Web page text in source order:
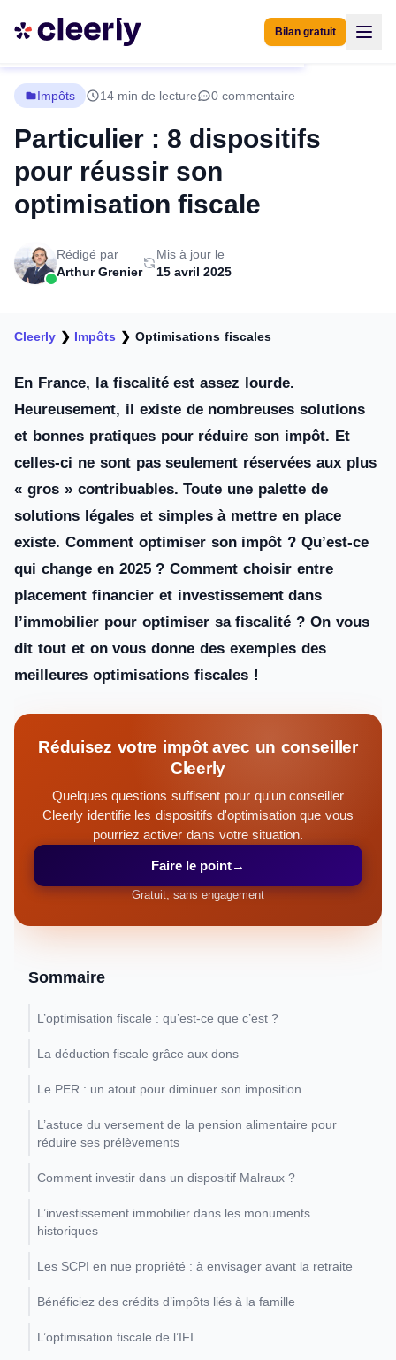
Bilan gratuit
Impôts 14 min de lecture 0 commentaire
Particulier : 8 dispositifs
pour réussir son
optimisation fiscale
Rédigé par
Arthur Grenier
Mis à jour le
15 avril 2025
Cleerly ❯ Impôts ❯ Optimisations fiscales
En France, la fiscalité est assez lourde.
Heureusement, il existe de nombreuses solutions
et bonnes pratiques pour réduire son impôt. Et
celles-ci ne sont pas seulement réservées aux plus
« gros » contribuables. Toute une palette de
solutions légales et simples à mettre en place
existe. Comment optimiser son impôt ? Qu’est-ce
qui change en 2025 ? Comment choisir entre
placement financier et investissement dans
l’immobilier pour optimiser sa fiscalité ? On vous
dit tout et on vous donne des exemples des
meilleures optimisations fiscales !
Réduisez votre impôt avec un conseiller
Cleerly
Quelques questions suffisent pour qu'un conseiller
Cleerly identifie les dispositifs d'optimisation que vous
pourriez activer dans votre situation.
Faire le point→
Gratuit, sans engagement
Sommaire
L’optimisation fiscale : qu’est-ce que c’est ?
La déduction fiscale grâce aux dons
Le PER : un atout pour diminuer son imposition
L’astuce du versement de la pension alimentaire pour
réduire ses prélèvements
Comment investir dans un dispositif Malraux ?
L’investissement immobilier dans les monuments
historiques
Les SCPI en nue propriété : à envisager avant la retraite
Bénéficiez des crédits d’impôts liés à la famille
L’optimisation fiscale de l’IFI